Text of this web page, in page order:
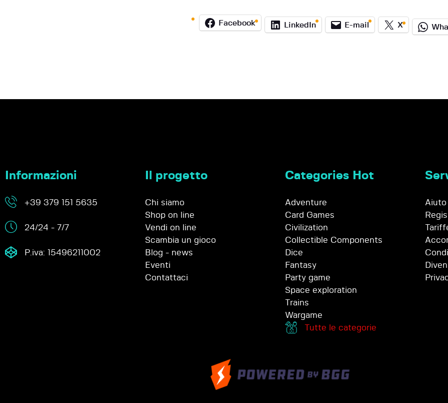
Facebook LinkedIn E-mail X
Informazioni
+39 379 151 5635
24/24 - 7/7
P.iva: 15496211002
Il progetto
Chi siamo
Shop on line
Vendi on line
Scambia un gioco
Blog - news
Eventi
Contattaci
Categories Hot
Adventure
Card Games
Civilization
Collectible Components
Dice
Fantasy
Party game
Space exploration
Trains
Wargame
Tutte le categorie
Aiuto